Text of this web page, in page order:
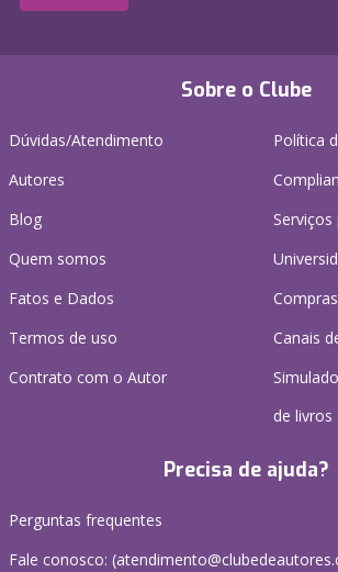
Sobre o Clube
Dúvidas/Atendimento
Autores
Blog
Quem somos
Fatos e Dados
Termos de uso
Contrato com o Autor
Política
Canais
de livros
Precisa de ajuda?
Perguntas frequentes
Fale conosco: